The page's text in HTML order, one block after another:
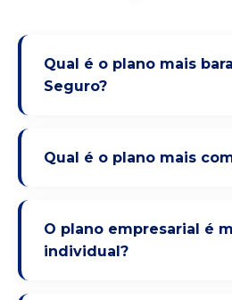
Qual é o plano mais
Seguro?
Qual é o plano mais
O plano empresarial é
individual?